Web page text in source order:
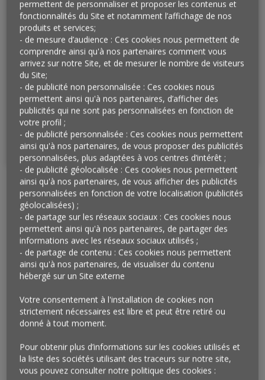
Après s’être posé la question de la place
qu’occupait l’argent dans la vie des Français, les
zOOms de l’Observatoire Cetelem, accompagnés
par Harris Interactive, cherchent à explorer cette
question plus en profondeur, notamment par le
prisme du regard qu’ils portent sur les nouveaux
moyens de paiement à leur disposition.
Abonnements, dématérialisation, micropaiements,
mais aussi le « Buy now, pay later »: quel accueil
pour ces pratiques, quels bénéfices, quels pièges ?
Points clés : que retenir de cette
enquête ?
Méthodologie
Méthodologie : Enquête réalisée par Harris
Interactive en ligne du 7 au 10 février 2022.
Échantillon de 1 037 personnes représentatif de la
population française âgée de 18 ans et plus.
Méthode des quotas et redressement appliqués
aux variables suivantes : sexe, âge, catégorie
socioprofessionnelle de et région de
l’interviewé(e).
permettent de personnaliser et proposer les contenus et
fonctionnalités du Site et notamment l’affichage de nos
produits et services;
- de mesure d’audience : Ces cookies nous permettent de
comprendre ainsi qu'à nos partenaires comment vous
arrivez sur notre Site, et de mesurer le nombre de visiteurs
du Site;
- de publicité non personnalisée : Ces cookies nous
permettent ainsi qu'à nos partenaires, d’afficher des
publicités qui ne sont pas personnalisées en fonction de
votre profil ;
- de publicité personnalisée : Ces cookies nous permettent
ainsi qu'à nos partenaires, de vous proposer des publicités
personnalisées, plus adaptées à vos centres d’intérêt ;
- de publicité géolocalisée : Ces cookies nous permettent
ainsi qu'à nos partenaires, de vous afficher des publicités
personnalisées en fonction de votre localisation (publicités
géolocalisées) ;
- de partage sur les réseaux sociaux : Ces cookies nous
permettent ainsi qu'à nos partenaires, de partager des
informations avec les réseaux sociaux utilisés ;
- de partage de contenu : Ces cookies nous permettent
ainsi qu'à nos partenaires, de visualiser du contenu
hébergé sur un Site externe
Votre consentement à l'installation de cookies non
strictement nécessaires est libre et peut être retiré ou
donné à tout moment.
Pour obtenir plus d’informations sur les cookies utilisés et
la liste des sociétés utilisant des traceurs sur notre site,
vous pouvez consulter notre politique des cookies :